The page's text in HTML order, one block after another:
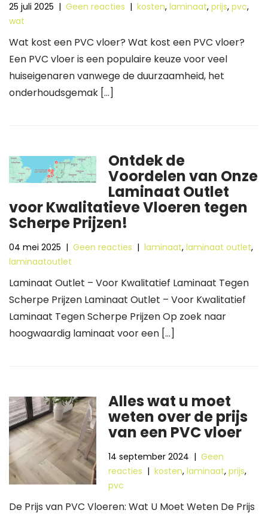
25 juli 2025 | Geen reacties | kosten, laminaat, prijs, pvc,
wat
Wat kost een PVC vloer? Wat kost een PVC vloer?
Een PVC vloer is een populaire keuze voor veel
huiseigenaren vanwege de duurzaamheid, het
onderhoudsgemak […]
Ontdek de
Voordelen van Onze
Laminaat Outlet
voor Kwalitatieve Vloeren tegen
Scherpe Prijzen!
04 mei 2025 | Geen reacties | laminaat, laminaat outlet,
laminaatoutlet
Laminaat Outlet – Voor Kwalitatief Laminaat Tegen
Scherpe Prijzen Laminaat Outlet – Voor Kwalitatief
Laminaat Tegen Scherpe Prijzen Op zoek naar
hoogwaardig laminaat voor een […]
Alles wat u moet
weten over de prijs
van een PVC vloer
14 september 2024 |Geen
reacties |kosten,laminaat,prijs,
pvc
De Prijs van PVC Vloeren: Wat U Moet Weten De Prijs